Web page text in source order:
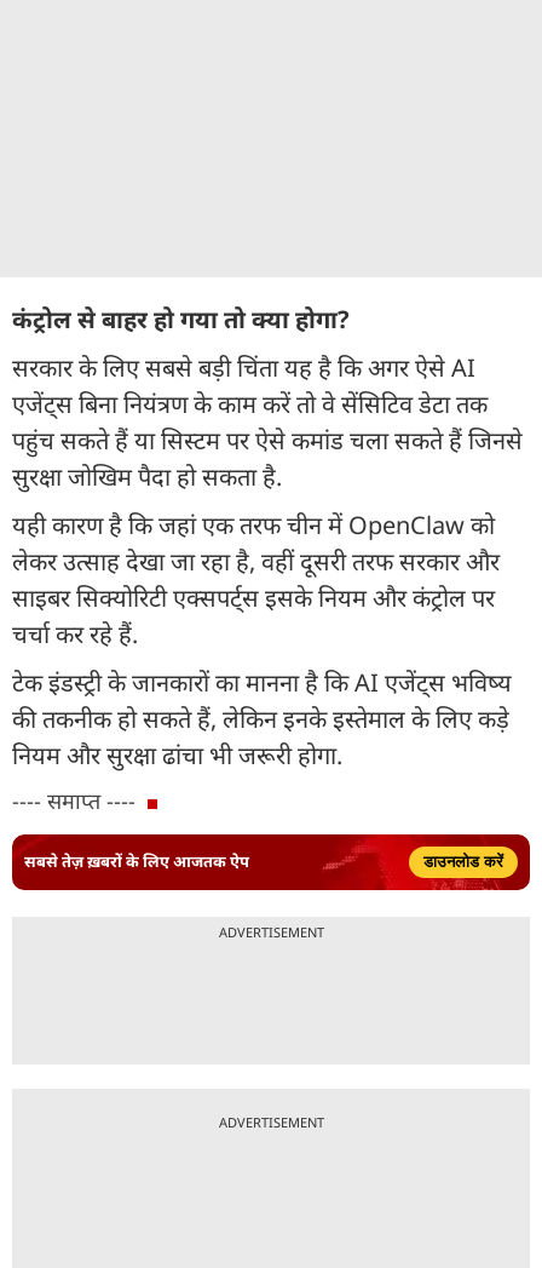
कंट्रोल से बाहर हो गया तो क्या होगा?
सरकार के लिए सबसे बड़ी चिंता यह है कि अगर ऐसे AI
एजेंट्स बिना नियंत्रण के काम करें तो वे सेंसिटिव डेटा तक
पहुंच सकते हैं या सिस्टम पर ऐसे कमांड चला सकते हैं जिनसे
सुरक्षा जोखिम पैदा हो सकता है.
यही कारण है कि जहां एक तरफ चीन में OpenClaw को
लेकर उत्साह देखा जा रहा है, वहीं दूसरी तरफ सरकार और
साइबर सिक्योरिटी एक्सपर्ट्स इसके नियम और कंट्रोल पर
चर्चा कर रहे हैं.
टेक इंडस्ट्री के जानकारों का मानना है कि AI एजेंट्स भविष्य
की तकनीक हो सकते हैं, लेकिन इनके इस्तेमाल के लिए कड़े
नियम और सुरक्षा ढांचा भी जरूरी होगा.
---- समाप्त ----
सबसे तेज़ ख़बरों के लिए आजतक ऐप डाउनलोड करें
ADVERTISEMENT
ADVERTISEMENT